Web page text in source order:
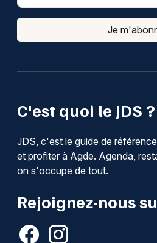
C'est quoi le JDS ?
JDS, c'est le guide de
et profiter à Agde. Agenda,
on s'occupe de tout.
Rejoignez-nous
Je